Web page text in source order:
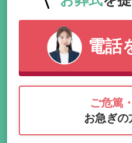
電話
ご危篤
お急ぎの